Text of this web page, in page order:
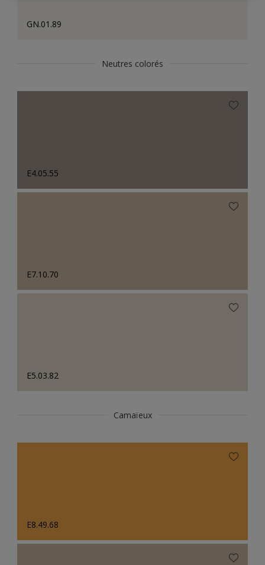
GN.01.89
Neutres colorés
E4.05.55
E7.10.70
E5.03.82
Camaïeux
E8.49.68